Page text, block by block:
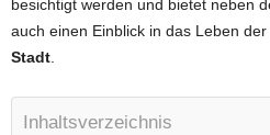
besichtigt werden und bietet neben
auch einen Einblick in das Leben der
Stadt
Inhaltsverzeichnis